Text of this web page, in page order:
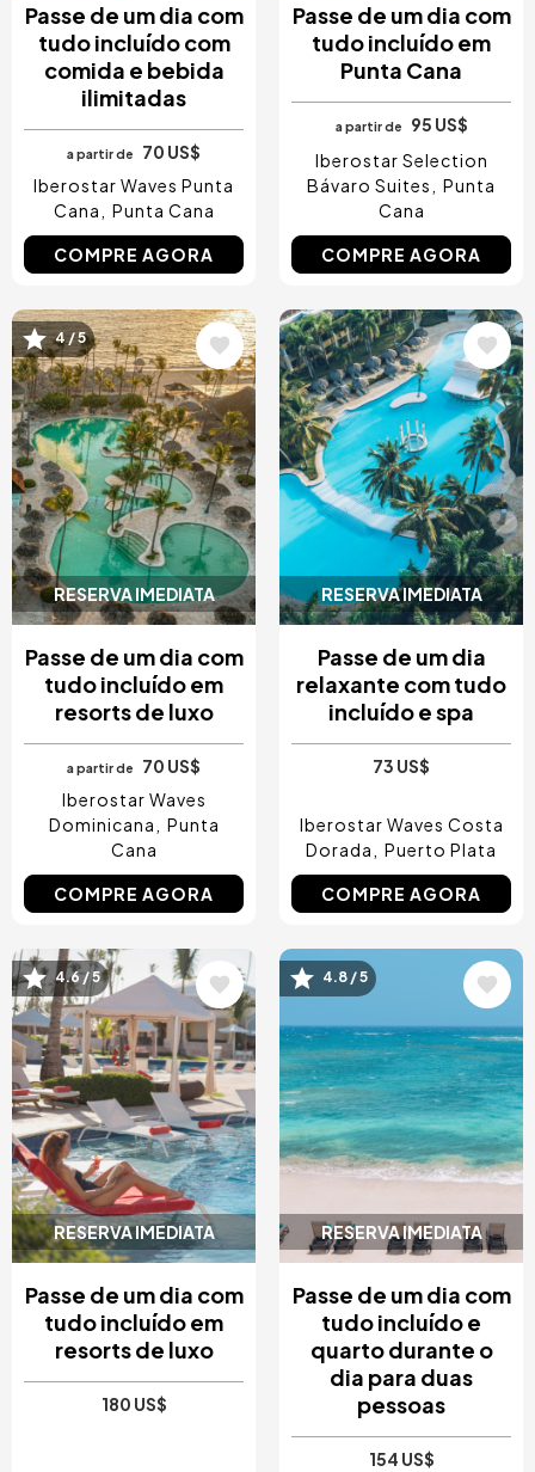
Passe de um dia com
tudo incluído com
comida e bebida
ilimitadas
a partir de
70 US$
Iberostar Waves Punta
Cana
Punta Cana
COMPRE AGORA
Passe de um dia com
tudo incluído em
Punta Cana
a partir de
95 US$
Iberostar Selection
Bávaro Suites
Punta
Cana
COMPRE AGORA
RESERVA IMEDIATA
Imagem
4 / 5
Passe de um dia com
tudo incluído em
resorts de luxo
a partir de
70 US$
Iberostar Waves
Dominicana
Punta
Cana
COMPRE AGORA
RESERVA IMEDIATA
Imagem
Passe de um dia
relaxante com tudo
incluído e spa
73 US$
Iberostar Waves Costa
Dorada
Puerto Plata
COMPRE AGORA
RESERVA IMEDIATA
Imagem
4.6 / 5
Passe de um dia com
tudo incluído em
resorts de luxo
180 US$
RESERVA IMEDIATA
Imagem
4.8 / 5
Passe de um dia com
tudo incluído e
quarto durante o
dia para duas
pessoas
154 US$